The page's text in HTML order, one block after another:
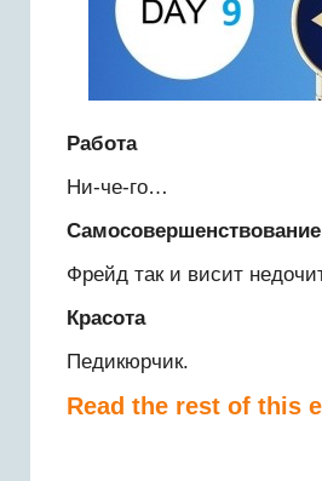
Работа
Ни-че-го…
Самосовершенствование
Фрейд так и висит
Красота
Педикюрчик.
Read the rest of this